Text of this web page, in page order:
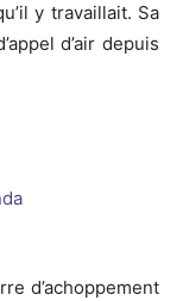
y travaillait. Sa
d’air depuis
d’achoppement